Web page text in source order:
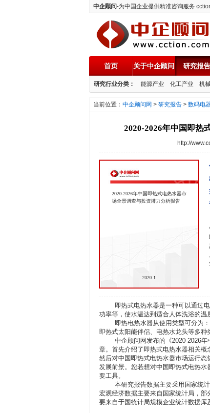
中企顾问-为中国企业提供精准咨询服务
中企顾问
首页 关于中企顾问 研究报告
研究行业分类： 能源产业 化工产业 机
当前位置： 中企顾问网 > 研究报告 > 数码电
2020-2026年中国即热
http://
2020-2026年中国即热式电热水器市
场全景调查与投资潜力分析报告
2020-1
即热式电热水器是一种可以通过电
功率等，使水温达到适合人体洗浴的温
即热电热水器从使用类型可分为：
即热式太阳能伴侣、电热水龙头等多种
中企顾问网发布的《2020-2026年
章。首先介绍了即热式电热水器相关概
然后对中国即热式电热水器市场运行
发展前景。您若想对中国即热式电热
要工具。
本研究报告数据主要采用国家统计
宏观经济数据主要来自国家统计局，
要来自于国统计局规模企业统计数据库